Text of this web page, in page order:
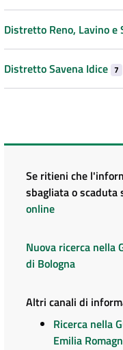
Distretto Reno, Lavino e
Distretto Savena Idice 7
Se ritieni che
sbagliata o scaduta
online
Nuova ricerca nella
di Bologna
Altri canali di
Ricerca nella
Emilia